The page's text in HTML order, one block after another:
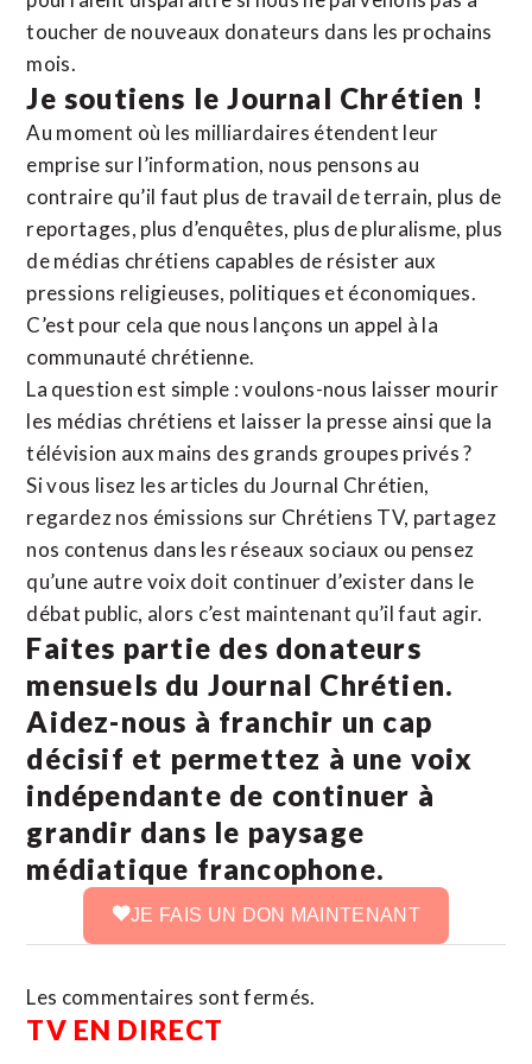
toucher de nouveaux donateurs dans les prochains
mois.
Je soutiens le Journal Chrétien !
Au moment où les milliardaires étendent leur
emprise sur l’information, nous pensons au
contraire qu’il faut plus de travail de terrain, plus de
reportages, plus d’enquêtes, plus de pluralisme, plus
de médias chrétiens capables de résister aux
pressions religieuses, politiques et économiques.
C’est pour cela que nous lançons un appel à la
communauté chrétienne.
La question est simple : voulons-nous laisser mourir
les médias chrétiens et laisser la presse ainsi que la
télévision aux mains des grands groupes privés ?
Si vous lisez les articles du Journal Chrétien,
regardez nos émissions sur Chrétiens TV, partagez
nos contenus dans les réseaux sociaux ou pensez
qu’une autre voix doit continuer d’exister dans le
débat public, alors c’est maintenant qu’il faut agir.
Faites partie des donateurs
mensuels du Journal Chrétien.
Aidez-nous à franchir un cap
décisif et permettez à une voix
indépendante de continuer à
grandir dans le paysage
médiatique francophone.
JE FAIS UN DON MAINTENANT
Les commentaires sont fermés.
TV EN DIRECT